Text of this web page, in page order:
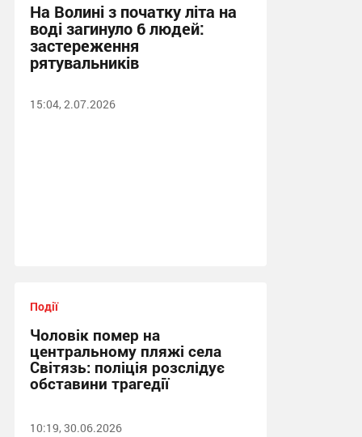
На Волині з початку літа на
воді загинуло 6 людей:
застереження
рятувальників
15:04, 2.07.2026
Події
Чоловік помер на
центральному пляжі села
Світязь: поліція розслідує
обставини трагедії
10:19, 30.06.2026